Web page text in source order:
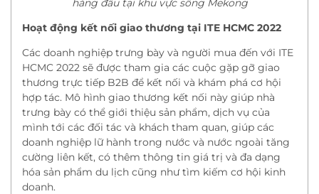
hàng đầu tại khu vực sông Mekong
Hoạt động kết nối giao thương tại ITE HCMC 2022
Các doanh nghiệp trưng bày và người mua đến với ITE
HCMC 2022 sẽ được tham gia các cuộc gặp gỡ giao
thương trực tiếp B2B để kết nối và khám phá cơ hội
hợp tác. Mô hình giao thương kết nối này giúp nhà
trưng bày có thể giới thiệu sản phẩm, dịch vụ của
mình tới các đối tác và khách tham quan, giúp các
doanh nghiệp lữ hành trong nước và nước ngoài tăng
cường liên kết, có thêm thông tin giá trị và đa dạng
hóa sản phẩm du lịch cũng như tìm kiếm cơ hội kinh
doanh.